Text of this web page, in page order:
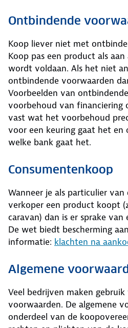
Ontbindende
Koop liever niet met
Koop pas een product als
wordt voldaan. Als het niet
ontbindende voorwaarden
Voorbeelden van
voorbehoud van financiering
vast wat het voorbehoud
voor een keuring gaat het en
welke bank gaat het.
Consumentenkoop
Wanneer je als particulier van
verkoper een product koopt
caravan) dan is er sprake
De wet biedt bescherming
informatie: klachten na
Algemene
Veel bedrijven maken gebruik
voorwaarden. De algemene
onderdeel van de